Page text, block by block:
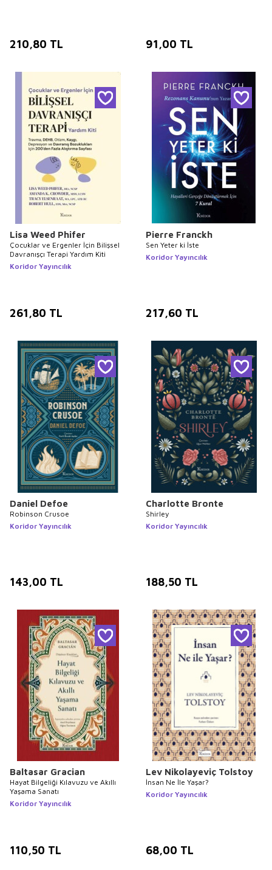
210,80 TL 91,00 TL
Lisa Weed Phifer
Çocuklar ve Ergenler İçin Bilişsel
Davranışçı Terapi Yardım Kiti
Koridor Yayıncılık
261,80 TL
Pierre Franckh
Sen Yeter ki İste
Koridor Yayıncılık
217,60 TL
Daniel Defoe
Robinson Crusoe
Koridor Yayıncılık
143,00 TL
Charlotte Bronte
Shirley
Koridor Yayıncılık
188,50 TL
Baltasar Gracian
Hayat Bilgeliği Kılavuzu ve Akıllı
Yaşama Sanatı
Koridor Yayıncılık
110,50 TL
Lev Nikolayeviç Tolstoy
İnsan Ne İle Yaşar?
Koridor Yayıncılık
68,00 TL